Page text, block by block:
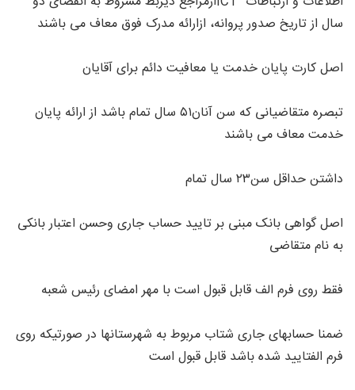
سال از تاریخ صدور پروانه، ازارائه مدرک فوق معاف می باشند
اصل کارت پایان خدمت یا معافیت دائم برای آقایان
تبصره متقاضیانی که سن آنان۵۱ سال تمام باشد از ارائه پایان
خدمت معاف می باشند
داشتن حداقل سن۲۳ سال تمام
اصل گواهی بانک مبنی بر تایید حساب جاری وحسن اعتبار بانکی
به نام متقاضی
فقط روی فرم الف قابل قبول است با مهر امضای رئیس شعبه
ضمنا حسابهای جاری شتاب مربوط به شهرستانها در صورتیکه روی
فرم الفتایید شده باشد قابل قبول است